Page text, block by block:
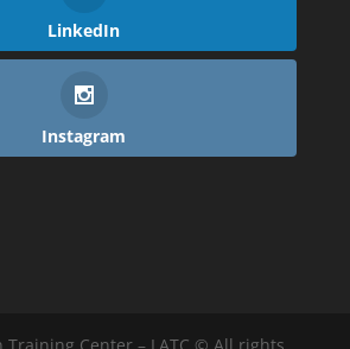
LinkedIn
Instagram